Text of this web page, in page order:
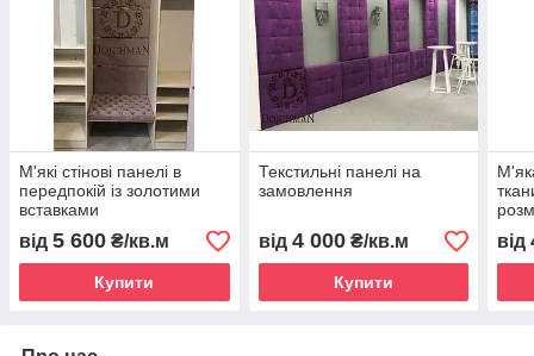
М'які стінові панелі в
передпокій із золотими
вставками
від 5 600 ₴/кв.м
Купити
Текстильні панелі на
замовлення
від 4 000₴/кв.м
Купити
від